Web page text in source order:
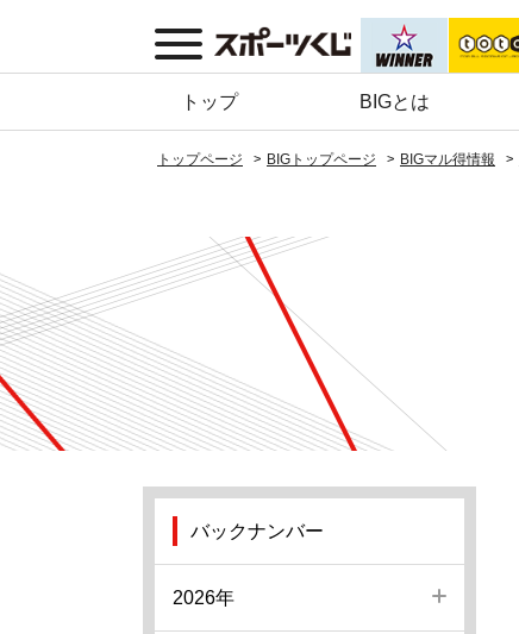
トップ BIGとは
トップページ BIGトップページ BIGマル得情報
バックナンバー
2026年